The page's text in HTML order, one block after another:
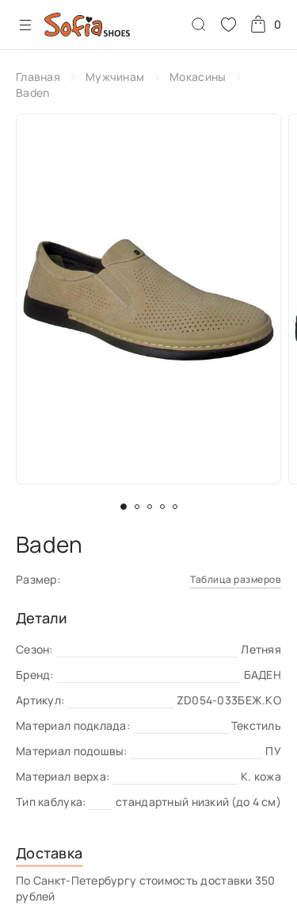
0
Главная Мужчинам
Мокасины
Baden
Baden
Размер: Таблица размеров
Детали
Сезон:
Летняя
Бренд:
БАДЕН
Артикул:
ZD054-033БЕЖ.КО
Материал подклада:
Текстиль
Материал подошвы:
ПУ
Материал верха:
К. кожа
Тип каблука:
стандартный низкий (до 4 см)
Доставка
По Санкт-Петербургу стоимость доставки 350
рублей